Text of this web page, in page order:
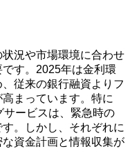
況や市場環境に合わせ
す。2025年は金利環
従来の銀行融資よりフ
まっています。特に
ービスは、緊急時の
。しかし、それぞれに
資金計画と情報収集が